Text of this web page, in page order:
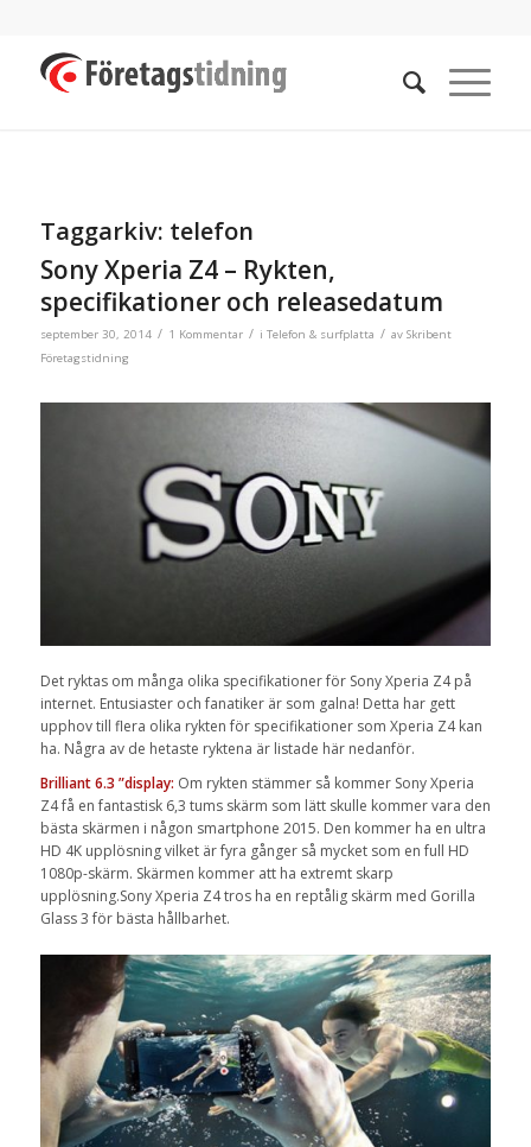
Taggarkiv: telefon
Sony Xperia Z4 – Rykten,
specifikationer och releasedatum
september 30, 2014 / 1 Kommentar / i Telefon & surfplatta / av Skribent
Företagstidning
Det ryktas om många olika specifikationer för Sony Xperia Z4 på
internet. Entusiaster och fanatiker är som galna! Detta har gett
upphov till flera olika rykten för specifikationer som Xperia Z4 kan
ha. Några av de hetaste ryktena är listade här nedanför.
Brilliant 6.3 ”display: Om rykten stämmer så kommer Sony Xperia
Z4 få en fantastisk 6,3 tums skärm som lätt skulle kommer vara den
bästa skärmen i någon smartphone 2015. Den kommer ha en ultra
HD 4K upplösning vilket är fyra gånger så mycket som en full HD
1080p-skärm. Skärmen kommer att ha extremt skarp
upplösning.Sony Xperia Z4 tros ha en reptålig skärm med Gorilla
Glass 3 för bästa hållbarhet.